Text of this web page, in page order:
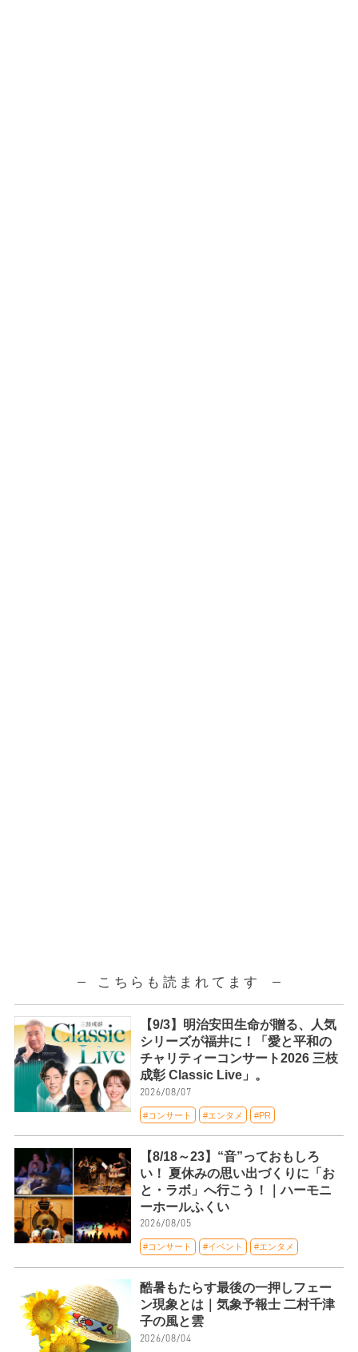
こちらも読まれてます
【9/3】明治安田生命が贈る、人気
シリーズが福井に！「愛と平和の
チャリティーコンサート2026 三枝
成彰 Classic Live」。
2026/08/07
#コンサート #エンタメ #PR
【8/18～23】“音”っておもしろ
い！ 夏休みの思い出づくりに「お
と・ラボ」へ行こう！｜ハーモニ
ーホールふくい
2026/08/05
#コンサート #イベント #エンタメ
酷暑もたらす最後の一押しフェー
ン現象とは｜気象予報士 二村千津
子の風と雲
2026/08/04